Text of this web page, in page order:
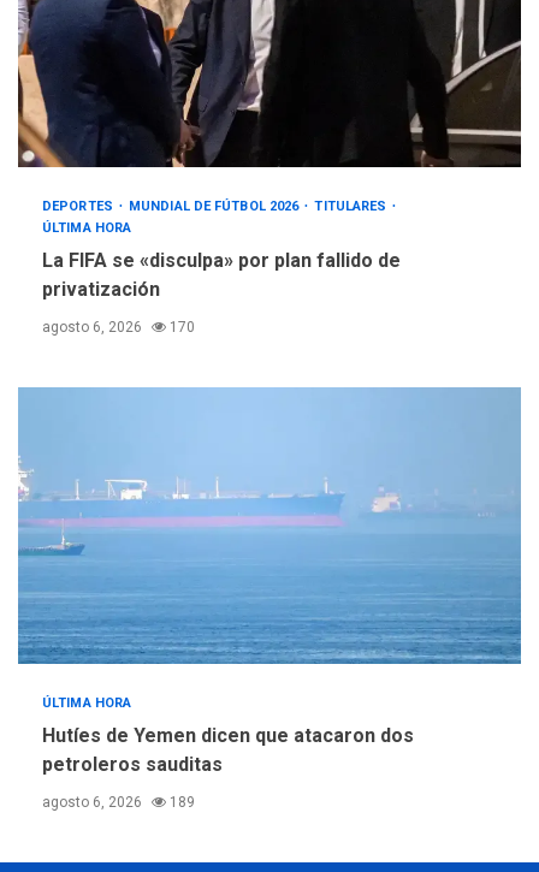
DEPORTES MUNDIAL DE FÚTBOL 2026
TITULARES
ÚLTIMA HORA
La FIFA se «disculpa» por plan fallido de
privatización
agosto 6, 2026 170
ÚLTIMA HORA
Hutíes de Yemen dicen que atacaron dos
petroleros sauditas
agosto 6, 2026 189